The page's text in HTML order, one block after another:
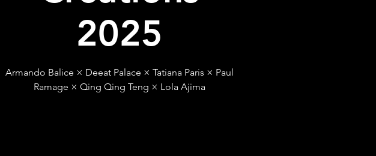
2025
Armando Balice × Deeat Palace × Tatiana Paris × Paul
Ramage × Qing Qing Teng × Lola Ajima